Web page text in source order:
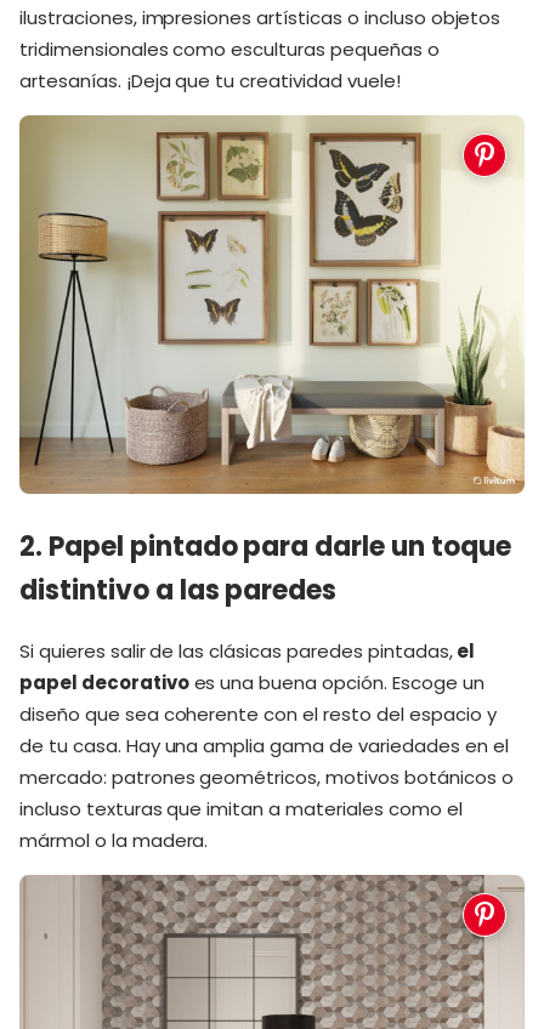
ilustraciones, impresiones artísticas o incluso objetos
tridimensionales como esculturas pequeñas o
artesanías. ¡Deja que tu creatividad vuele!
2. Papel pintado para darle un toque
distintivo a las paredes
Si quieres salir de las clásicas paredes pintadas,el
papel decorativoes una buena opción. Escoge un
diseño que sea coherente con el resto del espacio y
de tu casa. Hay una amplia gama de variedades en el
mercado: patrones geométricos, motivos botánicos o
incluso texturas que imitan a materiales como el
mármol o la madera.